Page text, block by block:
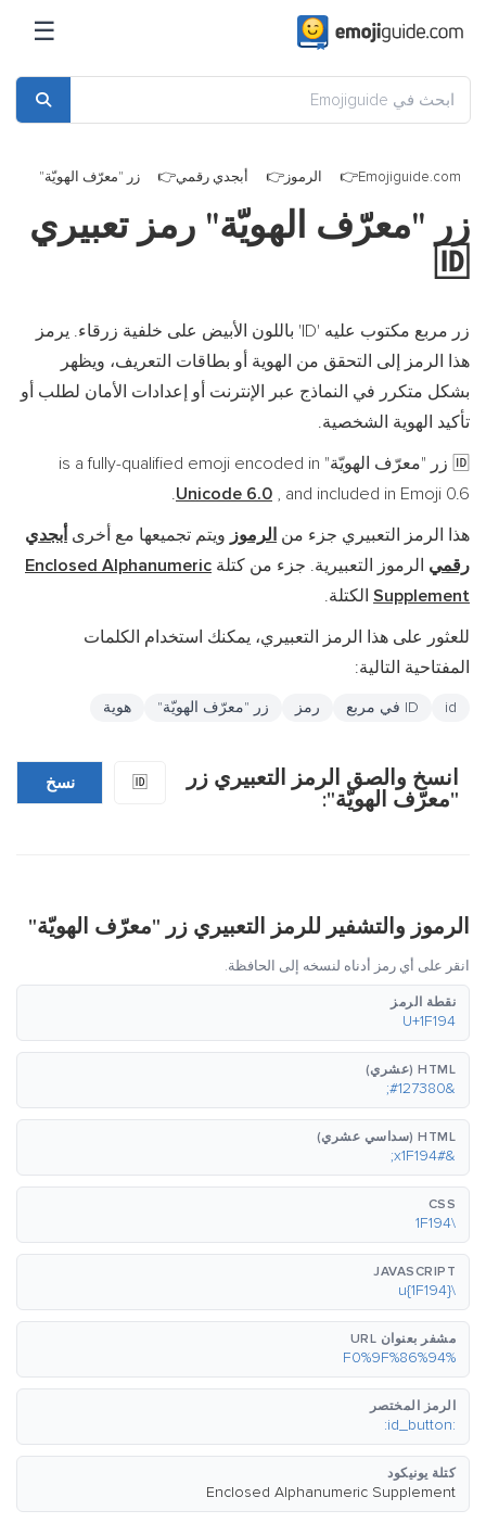
☰
Emojiguide.com الرموز أبجدي رقمي زر "معرّف الهويّة"
زر "معرّف الهويّة" رمز تعبيري
🆔
زر مربع مكتوب عليه 'ID' باللون الأبيض على خلفية زرقاء. يرمز
هذا الرمز إلى التحقق من الهوية أو بطاقات التعريف، ويظهر
بشكل متكرر في النماذج عبر الإنترنت أو إعدادات الأمان لطلب أو
تأكيد الهوية الشخصية.
🆔 زر "معرّف الهويّة" is a fully-qualified emoji encoded in
Unicode 6.0 , and included in Emoji 0.6.
هذا الرمز التعبيري جزء من الرموز ويتم تجميعها مع أخرى أبجدي
رقمي الرموز التعبيرية. جزء من كتلة Enclosed Alphanumeric
Supplement الكتلة.
للعثور على هذا الرمز التعبيري، يمكنك استخدام الكلمات
المفتاحية التالية:
id ID في مربع رمز زر "معرّف الهويّة" هوية
انسخ والصق الرمز التعبيري زر
"معرّف الهويّة":
🆔 نسخ
الرموز والتشفير للرمز التعبيري زر "معرّف الهويّة"
انقر على أي رمز أدناه لنسخه إلى الحافظة.
نقطة الرمز
U+1F194
HTML (عشري)
&#127380;
HTML (سداسي عشري)
&#x1F194;
CSS
\1F194
JAVASCRIPT
\u{1F194}
مشفر بعنوان URL
%F0%9F%86%94
الرمز المختصر
:id_button:
كتلة يونيكود
Enclosed Alphanumeric Supplement